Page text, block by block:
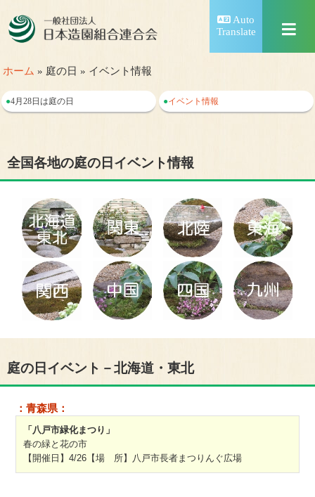
Auto
Translate
ホーム » 庭の日 » イベント情報
●4月28日は庭の日 ●イベント情報
全国各地の庭の日イベント情報
庭の日イベント－北海道・東北
：青森県：
「八戸市緑化まつり」
春の緑と花の市
【開催日】4/26【場 所】八戸市長者まつりんぐ広場